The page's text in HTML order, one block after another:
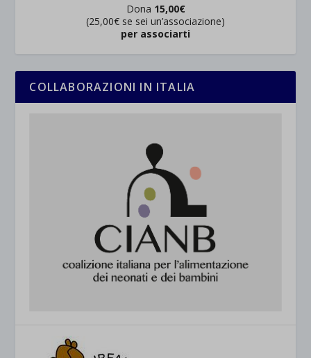
Dona 15,00€
(25,00€ se sei un’associazione)
per associarti
COLLABORAZIONI IN ITALIA